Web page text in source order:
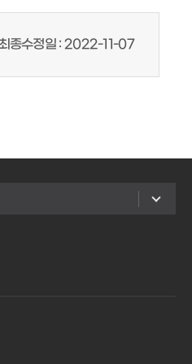
최종수정일 : 2022-11-07